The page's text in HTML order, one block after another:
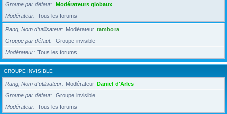
Groupe par défaut
Modérateurs globaux
Modérateur
Tous les forums
Rang, Nom d’utilisateur Modérateur tambora
Groupe par défaut
Groupe invisible
Modérateur
Tous les forums
GROUPE INVISIBLE
Rang, Nom d’utilisateur Modérateur Daniel d'Arles
Groupe par défaut
Groupe invisible
Modérateur
Tous les forums